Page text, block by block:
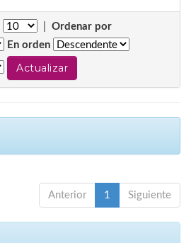
Ordenar por
En orden
Anterior 1 Siguiente